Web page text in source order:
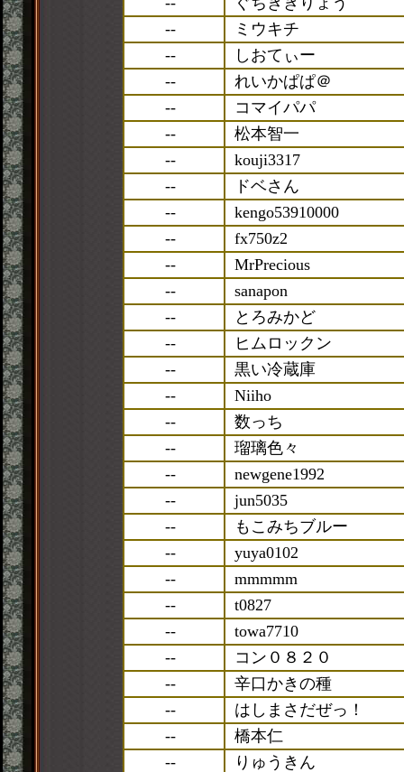
--
ミウキチ
--
しおてぃー
--
れいかぱぱ＠
--
コマイパパ
--
松本智一
--
kouji3317
--
ドベさん
--
kengo53910000
--
fx750z2
--
MrPrecious
--
sanapon
--
とろみかど
--
ヒムロックン
--
黒い冷蔵庫
--
Niiho
--
数っち
--
瑠璃色々
--
newgene1992
--
jun5035
--
もこみちブルー
--
yuya0102
--
mmmmm
--
t0827
--
towa7710
--
コン０８２０
--
辛口かきの種
--
はしまさだぜっ！
--
橋本仁
--
りゅうきん